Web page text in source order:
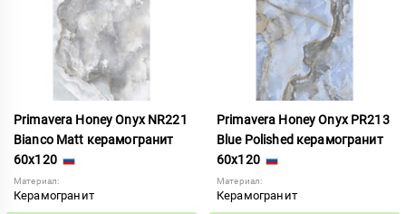
Primavera Honey Onyx NR221
Bianco Matt керамогранит
60x120
Материал:
Керамогранит
Primavera Honey Onyx PR213
Blue Polished керамогранит
60x120
Материал:
Керамогранит